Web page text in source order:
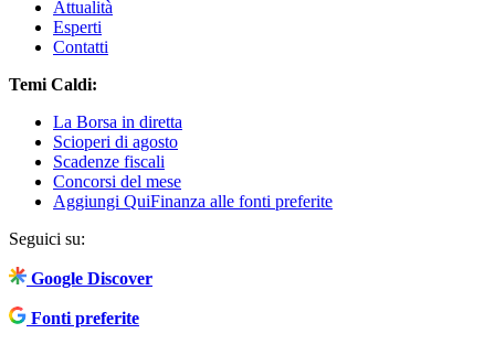
Attualità
Esperti
Contatti
Temi Caldi:
La Borsa in diretta
Scioperi di agosto
Scadenze fiscali
Concorsi del mese
Aggiungi QuiFinanza alle fonti preferite
Seguici su:
Google Discover
Fonti preferite